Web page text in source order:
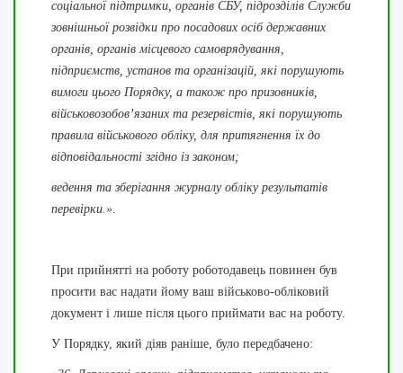
соціальної підтримки, органів СБУ, підрозділів Служби
зовнішньої розвідки про посадових осіб державних
органів, органів місцевого самоврядування,
підприємств, установ та організацій, які порушують
вимоги цього Порядку, а також про призовників,
військовозобов’язаних та резервістів, які порушують
правила військового обліку, для притягнення їх до
відповідальності згідно із законом;
ведення та зберігання журналу обліку результатів
перевірки.».
При прийнятті на роботу роботодавець повинен був
просити вас надати йому ваш військово-обліковий
документ і лише після цього приймати вас на роботу.
У Порядку, який діяв раніше, було передбачено: